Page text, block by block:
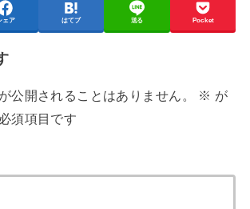
ェア はてブ 送る Pocket
公開されることはありません。 ※ が
須項目です